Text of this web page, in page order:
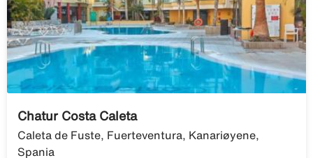
Chatur Costa Caleta
Caleta de Fuste, Fuerteventura, Kanariøyene,
Spania